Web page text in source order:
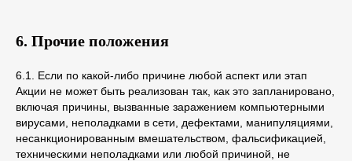
6. Прочие положения
6.1. Если по какой-либо причине любой аспект или этап
Акции не может быть реализован так, как это запланировано,
включая причины, вызванные заражением компьютерными
вирусами, неполадками в сети, дефектами, манипуляциями,
несанкционированным вмешательством, фальсификацией,
техническими неполадками или любой причиной, не
Предложения для компаний
Придумано в ИКРЕ
Методология CRAFT